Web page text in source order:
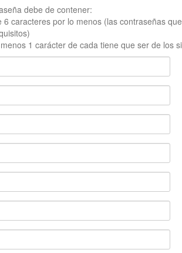
debe de contener:
6 caracteres por lo menos (las contraseñas
1 carácter de cada tiene que ser de los